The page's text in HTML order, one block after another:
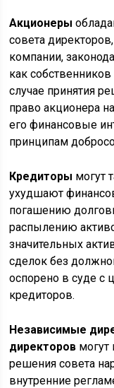
Акционеры
совета
компании,
как
случае принятия
право акционера
его финансовые
принципам
Кредиторы могут
ухудшают
погашению
распылению
значительных
сделок без
оспорено в суде с
кредиторов.
Независимые
директоров могут
решения совета
внутренние